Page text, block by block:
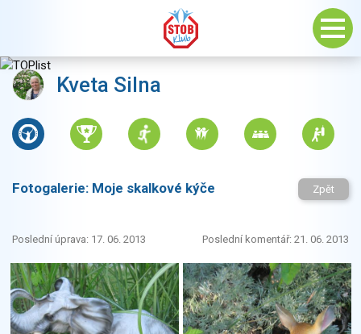
Kveta Silna
Fotogalerie: Moje skalkové kýče Zpět
Poslední úprava: 17. 06. 2013 Poslední komentář: 21. 06. 2013